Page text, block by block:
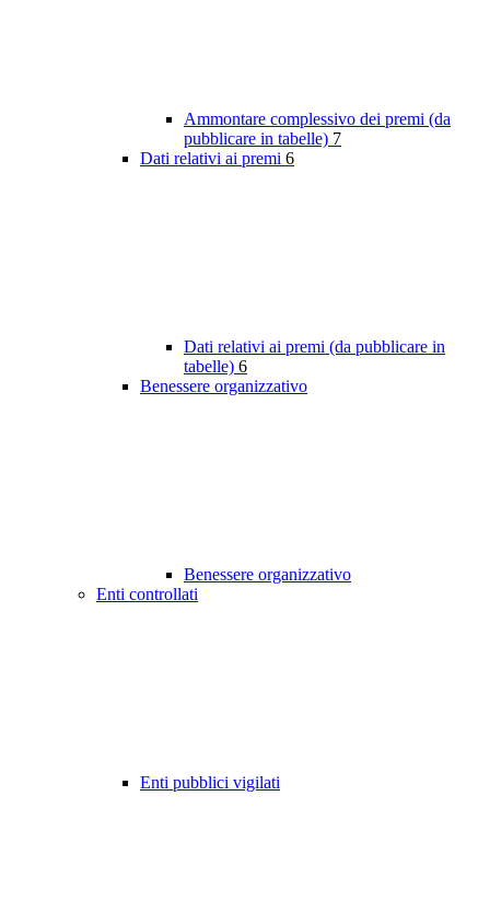
Ammontare complessivo dei premi (da
pubblicare in tabelle) 7
Dati relativi ai premi 6
Dati relativi ai premi (da pubblicare in
tabelle) 6
Benessere organizzativo
Benessere organizzativo
Enti controllati
Enti pubblici vigilati